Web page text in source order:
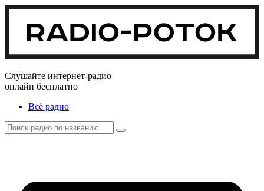
Слушайте интернет-радио
онлайн бесплатно
Всё радио